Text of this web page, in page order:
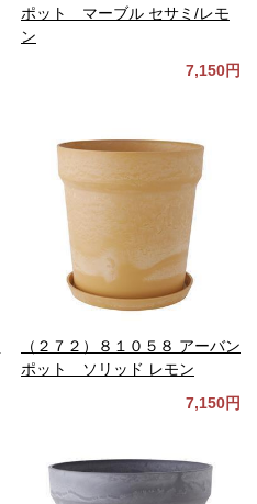
ポット マーブル セサミ/レモ
ン
7,150円
（２７２）８１０５８ アーバン
ポット ソリッド レモン
7,150円